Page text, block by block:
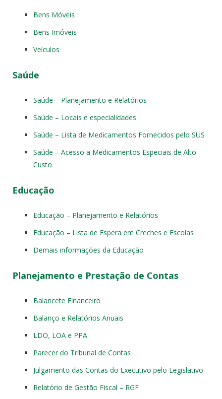
Bens Móveis
Bens Imóveis
Veículos
Saúde
Saúde – Planejamento e Relatórios
Saúde – Locais e especialidades
Saúde – Lista de Medicamentos Fornecidos pelo SUS
Saúde – Acesso a Medicamentos Especiais de Alto
Custo
Educação
Educação – Planejamento e Relatórios
Educação – Lista de Espera em Creches e Escolas
Demais informações da Educação
Planejamento e Prestação de Contas
Balancete Financeiro
Balanço e Relatórios Anuais
LDO, LOA e PPA
Parecer do Tribunal de Contas
Julgamento das Contas do Executivo pelo Legislativo
Relatório de Gestão Fiscal – RGF